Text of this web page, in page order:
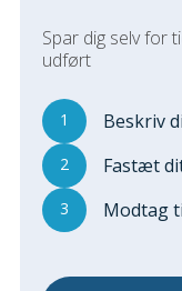
Andet
Indendørs
Udendørs
Kan Det Males?
MURER
Reparationer
Spar dig selv for
udført
1 Beskriv
2 Fastæt
3 Modtag